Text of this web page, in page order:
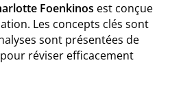
Foenkinos est conçue
Les concepts clés sont
sont présentées de
réviser efficacement